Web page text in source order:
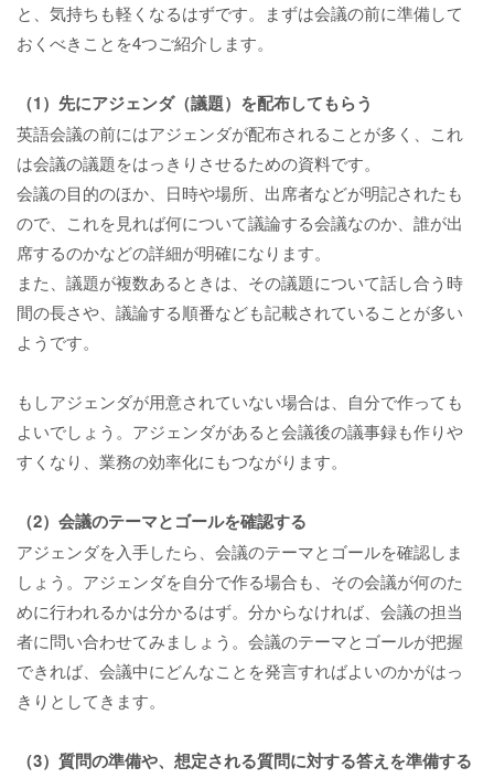
と、気持ちも軽くなるはずです。まずは会議の前に準備して
おくべきことを4つご紹介します。
（1）先にアジェンダ（議題）を配布してもらう
英語会議の前にはアジェンダが配布されることが多く、これ
は会議の議題をはっきりさせるための資料です。
会議の目的のほか、日時や場所、出席者などが明記されたも
ので、これを見れば何について議論する会議なのか、誰が出
席するのかなどの詳細が明確になります。
また、議題が複数あるときは、その議題について話し合う時
間の長さや、議論する順番なども記載されていることが多い
ようです。
もしアジェンダが用意されていない場合は、自分で作っても
よいでしょう。アジェンダがあると会議後の議事録も作りや
すくなり、業務の効率化にもつながります。
（2）会議のテーマとゴールを確認する
アジェンダを入手したら、会議のテーマとゴールを確認しま
しょう。アジェンダを自分で作る場合も、その会議が何のた
めに行われるかは分かるはず。分からなければ、会議の担当
者に問い合わせてみましょう。会議のテーマとゴールが把握
できれば、会議中にどんなことを発言すればよいのかがはっ
きりとしてきます。
（3）質問の準備や、想定される質問に対する答えを準備する